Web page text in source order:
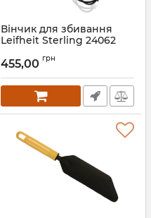
Вінчик для збивання
Leifheit Sterling 24062
455,00 грн